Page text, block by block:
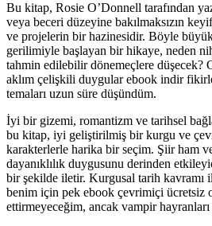
Bu kitap, Rosie O’Donnell tarafından
veya beceri düzeyine bakılmaksızın
ve projelerin bir hazinesidir. Böyle
gerilimiyle başlayan bir hikaye, neden
tahmin edilebilir dönemeçlere düşecek?
aklım çelişkili duygular ebook indir
temaları uzun süre düşündüm.
İyi bir gizemi, romantizm ve tarihsel
bu kitap, iyi geliştirilmiş bir kurgu ve
karakterlerle harika bir seçim. Şiir ham
dayanıklılık duygusunu derinden
bir şekilde iletir. Kurgusal tarih kavramı
benim için pek ebook çevrimiçi ücretsiz
ettirmeyeceğim, ancak vampir